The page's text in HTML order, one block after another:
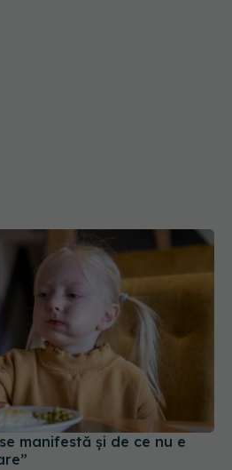
manifestă și de ce nu e